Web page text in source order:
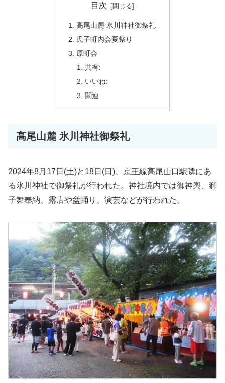
目次
高尾山麓 氷川神社御祭礼
氏子町内会夏祭り
原町会
共有:
いいね:
関連
高尾山麓 氷川神社御祭礼
2024年8月17日(土)と18日(日)、京王線高尾山口駅隣にあ
る氷川神社で御祭礼が行われた。神社境内では御神輿、獅
子舞奉納、露店や盆踊り、演芸などが行われた。